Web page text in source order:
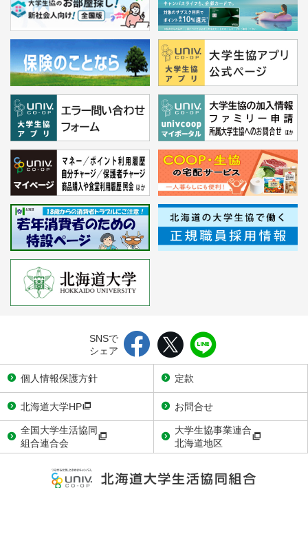
SNSで
シェア
個人情報保護方針
定款
北海道大学HP
お問合せ
全国大学生活協同
組合連合会
大学生協事業連合
北海道地区